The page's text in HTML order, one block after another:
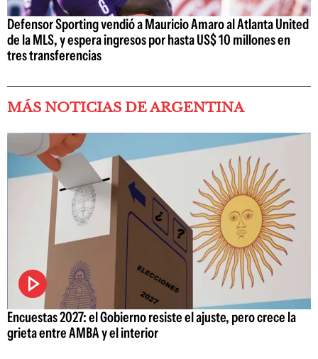
Defensor Sporting vendió a Mauricio Amaro al Atlanta United
de la MLS, y espera ingresos por hasta US$ 10 millones en
tres transferencias
MÁS NOTICIAS DE ARGENTINA
Encuestas 2027: el Gobierno resiste el ajuste, pero crece la
grieta entre AMBA y el interior